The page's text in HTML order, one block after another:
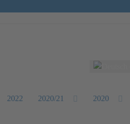
auswählen
2022 2020/21 2020